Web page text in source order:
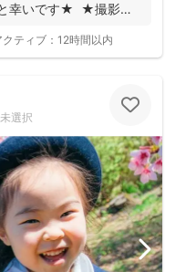
幸いです★ ★撮影に
ティブ： 12時間以内
未選択